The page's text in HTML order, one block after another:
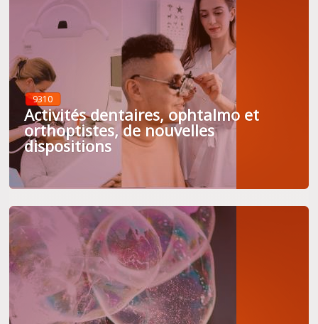
9310
Activités dentaires, ophtalmo et
orthoptistes, de nouvelles
dispositions